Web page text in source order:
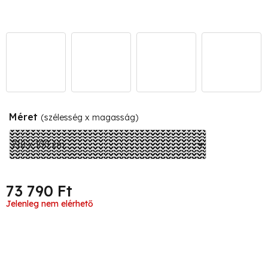
73 790 Ft
Egységár:
Jelenleg nem elérhető
Méret (szélesség x magasság)